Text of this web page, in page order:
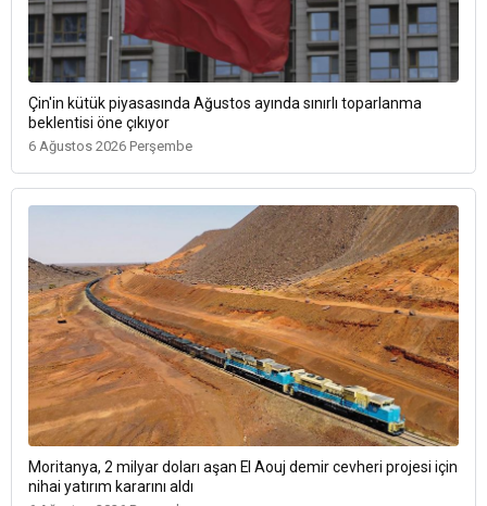
Çin'in kütük piyasasında Ağustos ayında sınırlı toparlanma
beklentisi öne çıkıyor
6 Ağustos 2026 Perşembe
Moritanya, 2 milyar doları aşan El Aouj demir cevheri projesi için
nihai yatırım kararını aldı